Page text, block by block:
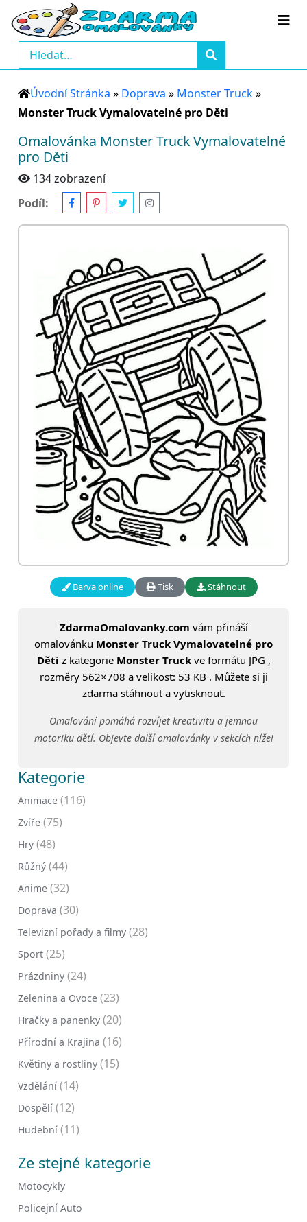
Úvodní Stránka » Doprava » Monster Truck»
Monster Truck Vymalovatelné pro Děti
Omalovánka Monster Truck Vymalovatelné
pro Děti
134 zobrazení
Podíl:
Barva online Tisk Stáhnout
ZdarmaOmalovanky.com vám přináší
omalovánku Monster Truck Vymalovatelné pro
Děti z kategorie Monster Truckve formátu JPG ,
rozměry 562×708 a velikost: 53 KB . Můžete si ji
zdarma stáhnout a vytisknout.
Omalování pomáhá rozvíjet kreativitu a jemnou
motoriku dětí. Objevte další omalovánky v sekcích níže!
Kategorie
Animace (116)
Zvíře (75)
Hry (48)
Růžný (44)
Anime (32)
Doprava (30)
Televizní pořady a filmy (28)
Sport (25)
Prázdniny (24)
Zelenina a Ovoce (23)
Hračky a panenky (20)
Přírodní a Krajina (16)
Květiny a rostliny (15)
Vzdělání (14)
Dospělí (12)
Hudební (11)
Ze stejné kategorie
Motocykly
Policejní Auto